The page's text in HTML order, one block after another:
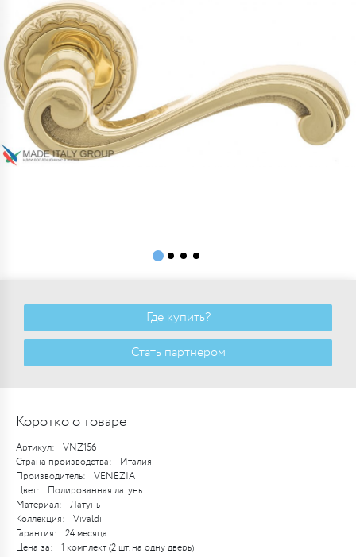
Где купить?
Стать партнером
Коротко о товаре
Артикул:
VNZ156
Страна производства:
Италия
Производитель:
VENEZIA
Цвет:
Полированная латунь
Материал:
Латунь
Коллекция:
Vivaldi
Гарантия:
24 месяца
Цена за:
1 комплект (2 шт. на одну дверь)